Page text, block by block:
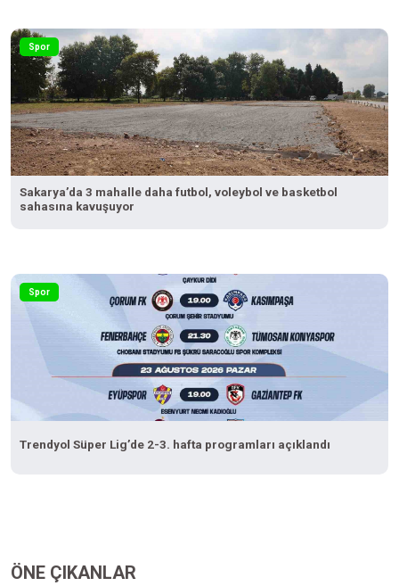
Spor
Sakarya’da 3 mahalle daha futbol, voleybol ve basketbol
sahasına kavuşuyor
Spor
Trendyol Süper Lig’de 2-3. hafta programları açıklandı
ÖNE ÇIKANLAR